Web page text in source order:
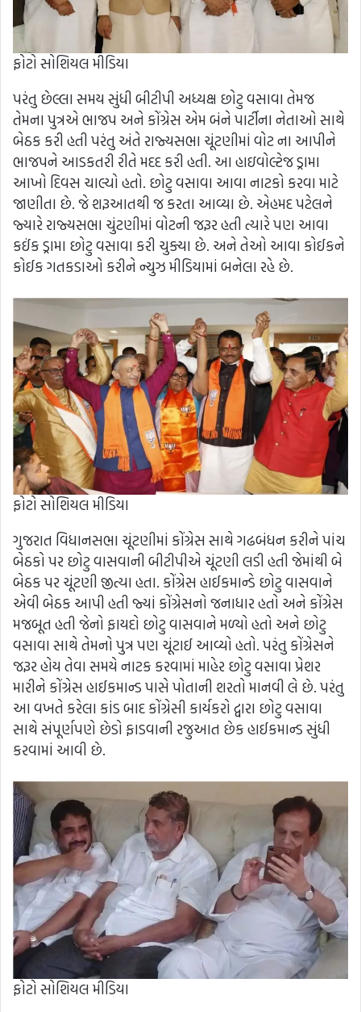
ફોટો સોશિયલ મીડિયા
પરંતુ છેલ્લા સમય સુંધી બીટીપી અધ્યક્ષ છોટુ વસાવા તેમજ
તેમના પુત્રએ ભાજપ અને કોંગ્રેસ એમ બંને પાર્ટીના નેતાઓ સાથે
બેઠક કરી હતી પરંતુ અંતે રાજ્યસભા ચૂંટણીમાં વોટ ના આપીને
ભાજપને આડકતરી રીતે મદદ કરી હતી. આ હાઇવોલ્ટેજ ડ્રામા
આખો દિવસ ચાલ્યો હતો. છોટુ વસાવા આવા નાટકો કરવા માટે
જાણીતા છે. જે શરૂઆતથી જ કરતા આવ્યા છે. એહમદ પટેલને
જ્યારે રાજ્યસભા ચુંટણીમાં વોટની જરૂર હતી ત્યારે પણ આવા
કઈંક ડ્રામા છોટુ વસાવા કરી ચુક્યા છે. અને તેઓ આવા કોઈકને
કોઈક ગતકડાઓ કરીને ન્યુઝ મીડિયામાં બનેલા રહે છે.
ફોટો સોશિયલ મીડિયા
ગુજરાત વિધાનસભા ચૂંટણીમાં કોંગ્રેસ સાથે ગઢબંધન કરીને પાંચ
બેઠકો પર છોટુ વાસવાની બીટીપીએ ચૂંટણી લડી હતી જેમાંથી બે
બેઠક પર ચૂંટણી જીત્યા હતા. કોંગ્રેસ હાઈકમાન્ડે છોટુ વાસવાને
એવી બેઠક આપી હતી જ્યાં કોંગ્રેસનો જનાધાર હતો અને કોંગ્રેસ
મજબૂત હતી જેનો ફાયદો છોટુ વાસવાને મળ્યો હતો અને છોટુ
વસાવા સાથે તેમનો પુત્ર પણ ચૂંટાઈ આવ્યો હતો. પરંતુ કોંગ્રેસને
જરૂર હોય તેવા સમયે નાટક કરવામાં માહેર છોટુ વસાવા પ્રેશર
મારીને કોંગ્રેસ હાઈકમાન્ડ પાસે પોતાની શરતો માનવી લે છે. પરંતુ
આ વખતે કરેલા કાંડ બાદ કોંગ્રેસી કાર્યકરો દ્વારા છોટુ વસાવા
સાથે સંપૂર્ણપણે છેડો ફાડવાની રજુઆત છેક હાઈકમાન્ડ સુંધી
કરવામાં આવી છે.
ફોટો સોશિયલ મીડિયા